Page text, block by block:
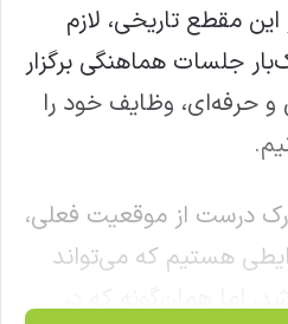
مقطع تاریخی، لازم
جلسات هماهنگی برگزار
حرفه‌ای، وظایف خود را
درست از موقعیت فعلی،
هستیم که می‌تواند
اما همان‌گونه که در